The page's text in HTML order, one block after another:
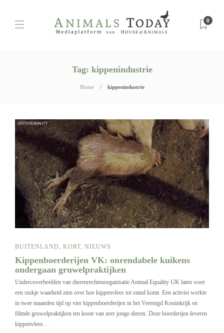
0
Tag: kippenindustrie
Home kippenindustrie
BUITENLAND, KORT, NIEUWS
Kippenboerderijen VK: onrendabele kuikens
ondergaan gruwelpraktijken
Undercoverbeelden van dierenrechtenorganisatie Animal Equality UK laten weer
een stukje waarheid zien over hoe kippenvlees tot stand komt. Een activist werkte
in twee maanden tijd op vier kippenboerderijen in het Verenigd Koninkrijk en
filmde gruwelpraktijken ten koste van zeer jonge dieren. Deze boerderijen leveren
kippenvlees…